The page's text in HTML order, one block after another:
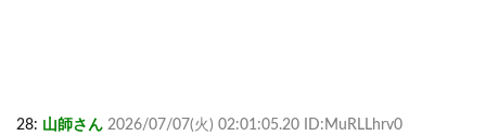
28: 山師さん 2026/07/07(火) 02:01:05.20 ID:MuRLLhrv0